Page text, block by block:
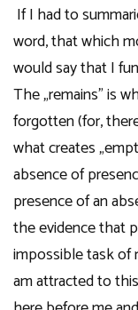
If I had to
word, that which
would say that I
The „remains” is
forgotten (for,
what creates
absence of
presence of an
the evidence that
impossible task of
am attracted to